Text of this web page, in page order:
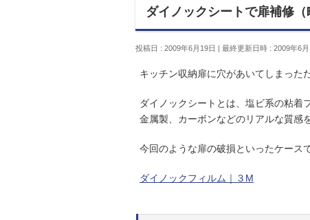
ダイノックシートで扉補修（
投稿日 : 2009年6月19日 最終更新日時 : 2009年6月
キッチン収納扉に穴があいてしまった
ダイノックシートとは、塩ビ系の粘着
金属製、カーボンなどのリアルな質感
今回のような扉の破損といったケース
ダイノックフィルム｜３M